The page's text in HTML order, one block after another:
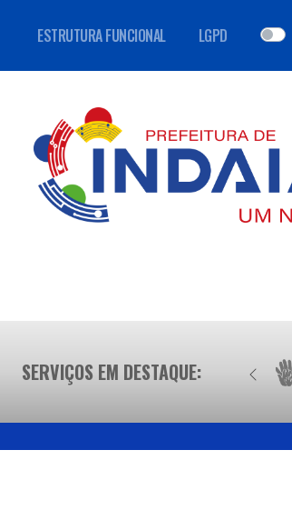
ESTRUTURA FUNCIONAL LGPD
SERVIÇOS EM DESTAQUE: